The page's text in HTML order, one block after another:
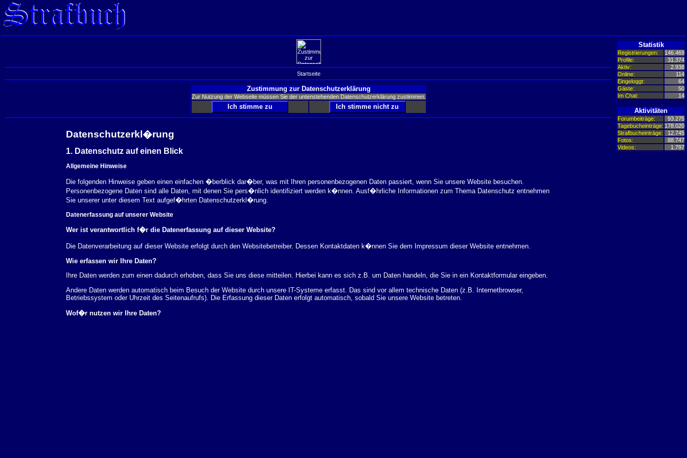
Startseite
Zustimmung zur Datenschutzerklärung
Zur Nutzung der Webseite müssen Sie der untenstehenden Datenschutzerklärung zustimmen.
Datenschutzerkl�rung
1. Datenschutz auf einen Blick
Allgemeine Hinweise
Die folgenden Hinweise geben einen einfachen �berblick dar�ber, was mit Ihren personenbezogenen Daten passiert, wenn Sie unsere Website besuchen.
Personenbezogene Daten sind alle Daten, mit denen Sie pers�nlich identifiziert werden k�nnen. Ausf�hrliche Informationen zum Thema Datenschutz entnehmen
Sie unserer unter diesem Text aufgef�hrten Datenschutzerkl�rung.
Datenerfassung auf unserer Website
Wer ist verantwortlich f�r die Datenerfassung auf dieser Website?
Die Datenverarbeitung auf dieser Website erfolgt durch den Websitebetreiber. Dessen Kontaktdaten k�nnen Sie dem Impressum dieser Website entnehmen.
Wie erfassen wir Ihre Daten?
Ihre Daten werden zum einen dadurch erhoben, dass Sie uns diese mitteilen. Hierbei kann es sich z.B. um Daten handeln, die Sie in ein Kontaktformular eingeben.
Andere Daten werden automatisch beim Besuch der Website durch unsere IT-Systeme erfasst. Das sind vor allem technische Daten (z.B. Internetbrowser,
Betriebssystem oder Uhrzeit des Seitenaufrufs). Die Erfassung dieser Daten erfolgt automatisch, sobald Sie unsere Website betreten.
Wof�r nutzen wir Ihre Daten?
Statistik
Registrierungen:
146.469
Profile:
31.374
Aktiv:
2.938
Online:
114
Eingeloggt:
64
Gäste:
50
Im Chat:
14
Aktivitäten
Forumbeiträge:
93.275
Tagebucheinträge: 178.020
Strafbucheinträge:
12.745
Fotos:
88.747
Videos:
1.797